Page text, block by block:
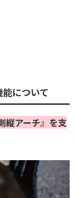
について
縦アーチ』を支